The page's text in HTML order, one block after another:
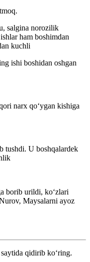
salgina norozilik
ham boshimdan
kuchli
ishi boshidan oshgan
narx qoʻygan kishiga
tushdi. U boshqalardek
borib urildi, koʻzlari
Maysalarni ayoz
saytida qidirib ko‘ring.